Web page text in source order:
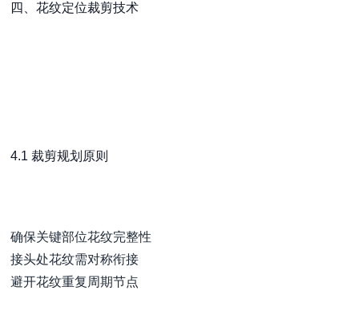
四、花纹定位裁剪技术
4.1 裁剪规划原则
确保关键部位花纹完整性
接头处花纹需对称衔接
避开花纹重复周期节点